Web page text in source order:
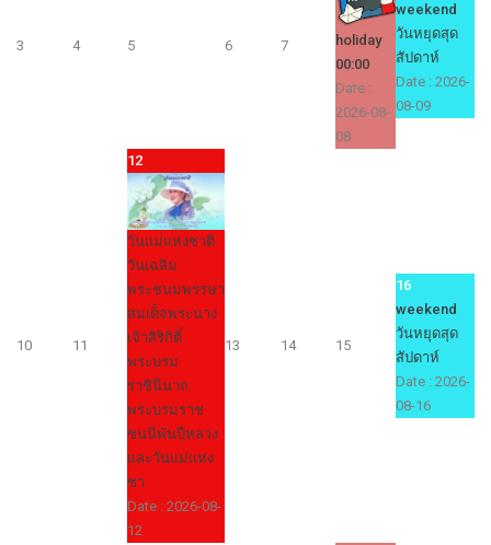
3 4 5 6 7
holiday
00:00
Date :
2026-08-
08
weekend
วันหยุดสุด
สัปดาห์
Date : 2026-
08-09
10 11
12
วันแม่แห่งชาติ
วันเฉลิม
พระชนมพรรษา
สมเด็จพระนาง
เจ้าสิริกิติ์
พระบรม
ราชินีนาถ
พระบรมราช
ชนนีพันปีหลวง
และวันแม่แห่ง
ชา
Date : 2026-08-
12
13 14 15
16
weekend
วันหยุดสุด
สัปดาห์
Date : 2026-
08-16